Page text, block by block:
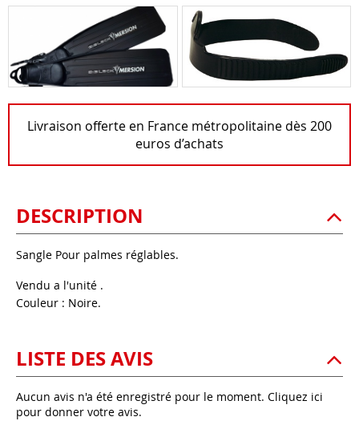
Livraison offerte en France métropolitaine dès 200
euros d’achats
DESCRIPTION
Sangle Pour palmes réglables.
Vendu a l'unité .
Couleur : Noire.
LISTE DES AVIS
Aucun avis n'a été enregistré pour le moment. Cliquez ici
pour donner votre avis.